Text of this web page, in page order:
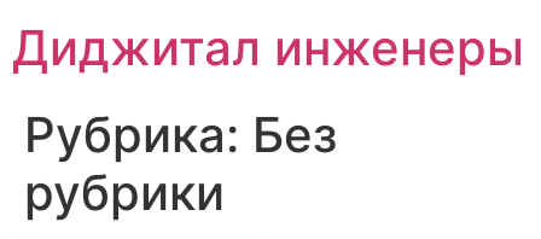
содержимому
Диджитал инженеры
Рубрика: Без
рубрики